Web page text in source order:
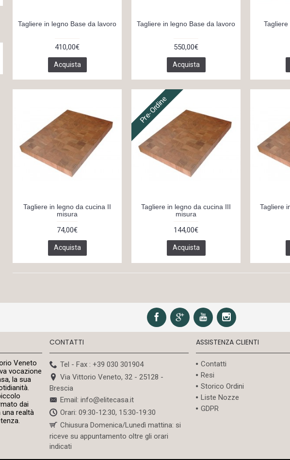
Tagliere in legno Base da lavoro
410,00€
Acquista
Tagliere in legno Base da lavoro
550,00€
Acquista
Tagliere in legno da cucina II
misura
74,00€
Acquista
Pre-Ordine
Tagliere in legno da cucina III
misura
144,00€
Acquista
Tagliere
Veneto
vocazione
la sua
dai
una realtà
CONTATTI
Tel - Fax : +39 030 301904
Via Vittorio Veneto, 32 - 25128 -
Brescia
Email: info@elitecasa.it
Orari: 09:30-12:30, 15:30-19:30
Chiusura Domenica/Lunedì mattina: si
riceve su appuntamento oltre gli orari
indicati
ASSISTENZA CLIENTI
Contatti
Resi
Storico Ordini
Liste Nozze
GDPR